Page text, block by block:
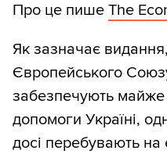
Про це пише The
Як зазначає
Європейського
забезпечують майже
допомоги Україні,
досі перебувають на